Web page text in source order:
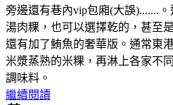
旁邊還有巷內vip包廂(大誤).......
湯肉粿，也可以選擇乾的，甚至
還有加了鮪魚的奢華版。通常東
米漿蒸熟的米粿，再淋上各家不
調味料。
繼續閱讀